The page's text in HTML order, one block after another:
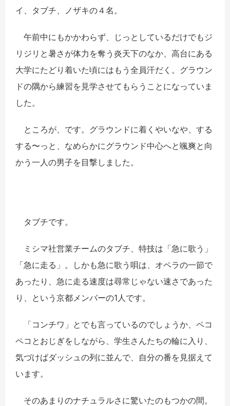
イ、タブチ、ノザキの４名。
午前中にもかかわらず、じっとしているだけでもジ
リジリと暑さが体力を奪う炎天下のなか、高台にある
大学にたどり着いた頃にはもう全員汗だく。グラウン
ドの隅から練習を見学させてもらうことになっていま
した。
ところが、です。グラウンドに着くやいなや、する
する〜っと、なめらかにグラウンド中心へと颯爽と向
かう一人の男子を目撃しました。
タブチです。
ミシマ社営業チームのタブチ、特技は「急に歌う」
「急に走る」。しかも急に歌う唄は、オペラの一節で
あったり、急に走る速度は尋常じゃない速さであった
り、という京都メンバーの1人です。
「コンチワ」とでも言っているのでしょうか、ペコ
ペコとおじぎをしながら、学生さんたちの輪に入り、
気づけばダッシュの列に並んで、自分の番を見据えて
います。
そのあまりのナチュラルさに驚いたのもつかの間。